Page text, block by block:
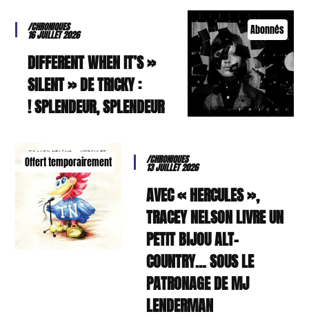
Abonnés
/CHRONIQUES
16 JUILLET 2026
« DIFFERENT WHEN IT’S
SILENT » DE TRICKY :
SPLENDEUR, SPLENDEUR !
Offert temporairement /CHRONIQUES
13 JUILLET 2026
AVEC « HERCULES »,
TRACEY NELSON LIVRE UN
PETIT BIJOU ALT-
COUNTRY… SOUS LE
PATRONAGE DE MJ
LENDERMAN